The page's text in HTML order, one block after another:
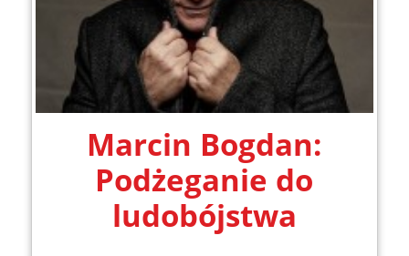
Marcin Bogdan:
Podżeganie do
ludobójstwa